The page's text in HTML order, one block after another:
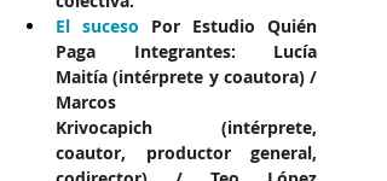
El suceso Por Estudio Quién
Paga Integrantes: Lucía
Maitía (intérprete y coautora) /
Marcos
Krivocapich (intérprete,
coautor, productor general,